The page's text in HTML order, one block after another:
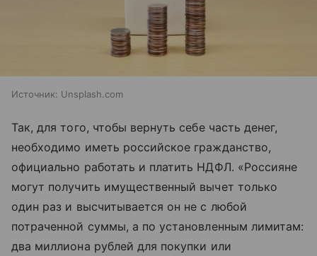
Источник: Unsplash.com
Так, для того, чтобы вернуть себе часть денег,
необходимо иметь российское гражданство,
официально работать и платить НДФЛ. «Россияне
могут получить имущественный вычет только
один раз и высчитывается он не с любой
потраченной суммы, а по установленным лимитам:
два миллиона рублей для покупки или